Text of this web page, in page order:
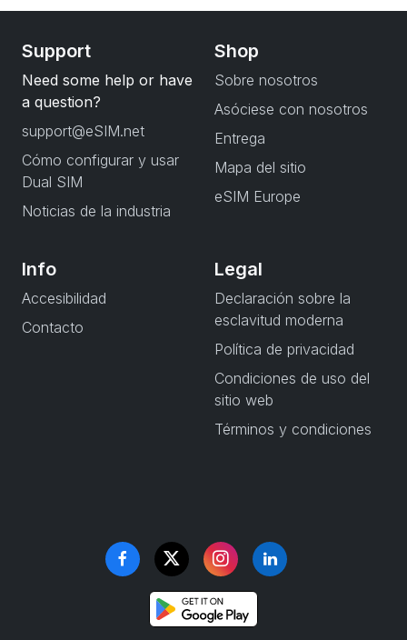
Support
Need some help or have
a question?
support@eSIM.net
Cómo configurar y usar
Dual SIM
Noticias de la industria
Shop
Sobre nosotros
Asóciese con nosotros
Entrega
Mapa del sitio
eSIM Europe
Info
Accesibilidad
Contacto
Legal
Declaración sobre la
esclavitud moderna
Política de privacidad
Condiciones de uso del
sitio web
Términos y condiciones